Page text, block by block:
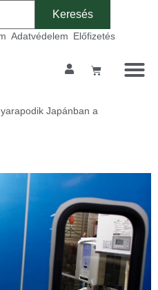
Adatvédelem Előfizetés
Japánban a